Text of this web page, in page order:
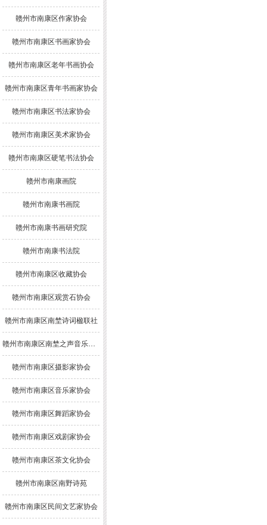
赣州市南康区作家协会
赣州市南康区书画家协会
赣州市南康区老年书画协会
赣州市南康区青年书画家协会
赣州市南康区书法家协会
赣州市南康区美术家协会
赣州市南康区硬笔书法协会
赣州市南康画院
赣州市南康书画院
赣州市南康书画研究院
赣州市南康书法院
赣州市南康区收藏协会
赣州市南康区观赏石协会
赣州市南康区南埜诗词楹联社
赣州市南康区南埜之声音乐舞蹈协会
赣州市南康区摄影家协会
赣州市南康区音乐家协会
赣州市南康区舞蹈家协会
赣州市南康区戏剧家协会
赣州市南康区茶文化协会
赣州市南康区南野诗苑
赣州市南康区民间文艺家协会